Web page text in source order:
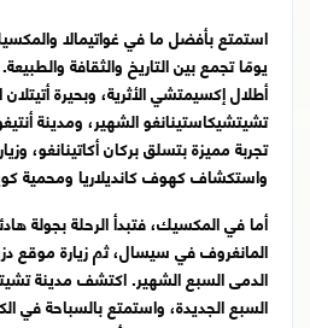
يومًا تجمع بين التاريخ والثقافة
أطلال إكسيمتشي الأثرية، وبحيرة
تشيتشيكاستينانغو الشهير، ومدينة
تجربة مميزة بتسلق بركان أكاتينانغو،
واستكشاف كهوف كانديلاريا ومحمية
أما في المكسيك، فتبدأ الرحلة بجولة
المانغروف في سيسال، ثم زيارة موقع
الدمى السبع الشهير. اكتشف مدينة
السبع الجديدة، واستمتع بالسباحة في